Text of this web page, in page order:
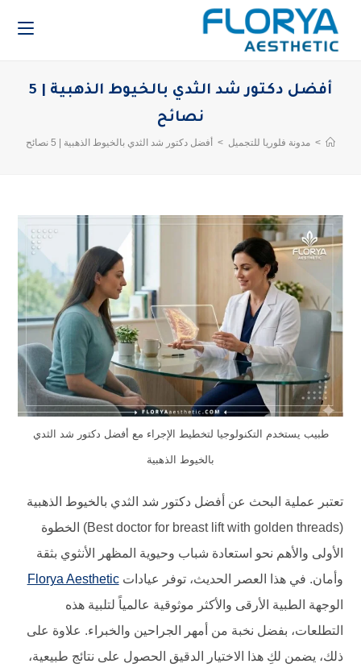
أفضل دكتور شد الثدي بالخيوط الذهبية | 5
نصائح
> مدونة فلوريا للتجميل > أفضل دكتور شد الثدي بالخيوط الذهبية | 5 نصائح
طبيب يستخدم التكنولوجيا لتخطيط الإجراء مع أفضل دكتور شد الثدي
بالخيوط الذهبية
تعتبر عملية البحث عن أفضل دكتور شد الثدي بالخيوط الذهبية
(Best doctor for breast lift with golden threads) الخطوة
الأولى والأهم نحو استعادة شباب وحيوية المظهر الأنثوي بثقة
وأمان. في هذا العصر الحديث، توفر عياداتFlorya Aesthetic
الوجهة الطبية الأرقى والأكثر موثوقية عالمياً لتلبية هذه
التطلعات، بفضل نخبة من أمهر الجراحين والخبراء. علاوة على
ذلك، يضمن لكِ هذا الاختيار الدقيق الحصول على نتائج طبيعية،